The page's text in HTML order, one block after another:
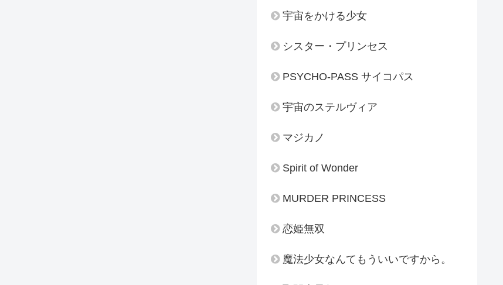
宇宙をかける少女
シスター・プリンセス
PSYCHO-PASS サイコパス
宇宙のステルヴィア
マジカノ
Spirit of Wonder
MURDER PRINCESS
恋姫無双
魔法少女なんてもういいですから。